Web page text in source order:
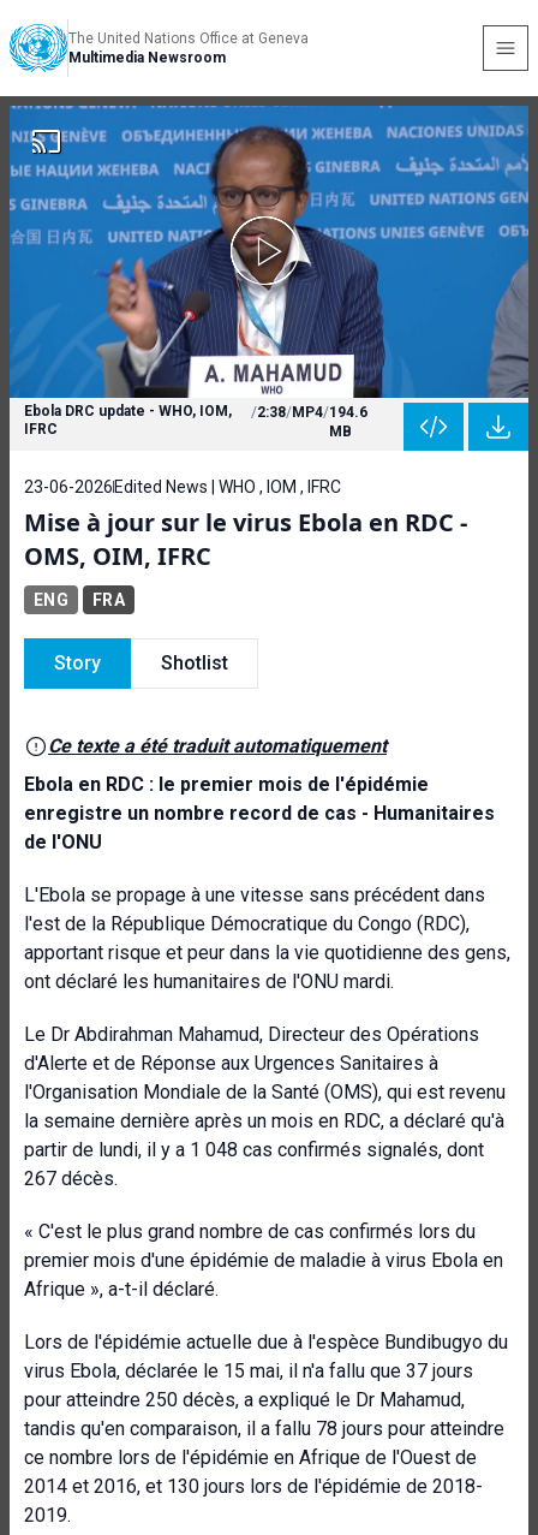
The United Nations Office at Geneva
Multimedia Newsroom
Ebola DRC update - WHO, IOM,
IFRC
/2:38/MP4/194.6
MB
23-06-2026 Edited News | WHO , IOM , IFRC
Mise à jour sur le virus Ebola en RDC -
OMS, OIM, IFRC
ENG FRA
Story Shotlist
Ce texte a été traduit automatiquement
Ebola en RDC : le premier mois de l'épidémie
enregistre un nombre record de cas - Humanitaires
de l'ONU
L'Ebola se propage à une vitesse sans précédent dans
l'est de la République Démocratique du Congo (RDC),
apportant risque et peur dans la vie quotidienne des gens,
ont déclaré les humanitaires de l'ONU mardi.
Le Dr Abdirahman Mahamud, Directeur des Opérations
d'Alerte et de Réponse aux Urgences Sanitaires à
l'Organisation Mondiale de la Santé (OMS), qui est revenu
la semaine dernière après un mois en RDC, a déclaré qu'à
partir de lundi, il y a 1 048 cas confirmés signalés, dont
267 décès.
« C'est le plus grand nombre de cas confirmés lors du
premier mois d'une épidémie de maladie à virus Ebola en
Afrique », a-t-il déclaré.
Lors de l'épidémie actuelle due à l'espèce Bundibugyo du
virus Ebola, déclarée le 15 mai, il n'a fallu que 37 jours
pour atteindre 250 décès, a expliqué le Dr Mahamud,
tandis qu'en comparaison, il a fallu 78 jours pour atteindre
ce nombre lors de l'épidémie en Afrique de l'Ouest de
2014 et 2016, et 130 jours lors de l'épidémie de 2018-
2019.